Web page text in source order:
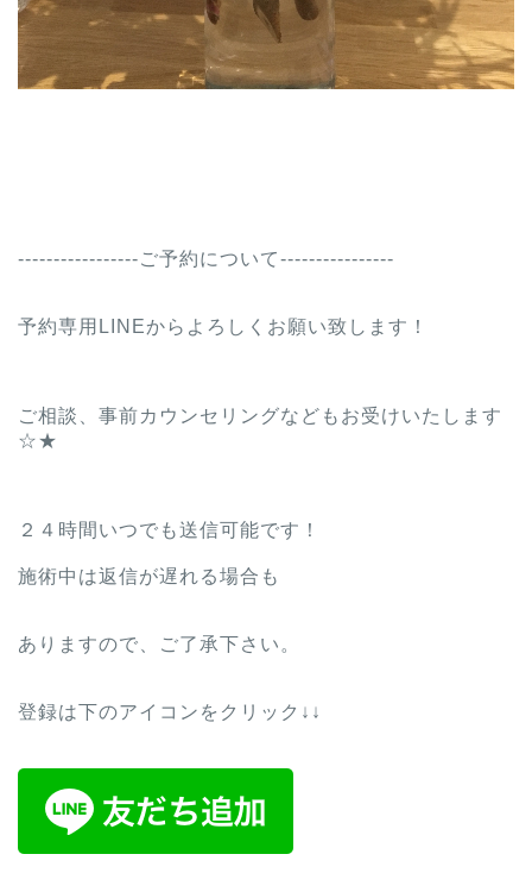
-----------------ご予約について----------------
予約専用LINEからよろしくお願い致します！
ご相談、事前カウンセリングなどもお受けいたします
☆★
２４時間いつでも送信可能です！
施術中は返信が遅れる場合も
ありますので、ご了承下さい。
登録は下のアイコンをクリック↓↓